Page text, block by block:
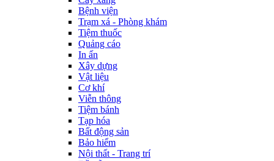
Bệnh viện
Trạm xá - Phòng khám
Tiệm thuốc
Quảng cáo
In ấn
Xây dựng
Vật liệu
Cơ khí
Viễn thông
Tiệm bánh
Tạp hóa
Bất động sản
Bảo hiểm
Nội thất - Trang trí